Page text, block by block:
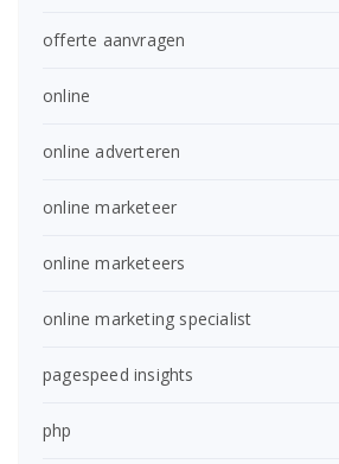
offerte aanvragen
online
online adverteren
online marketeer
online marketeers
online marketing specialist
pagespeed insights
php